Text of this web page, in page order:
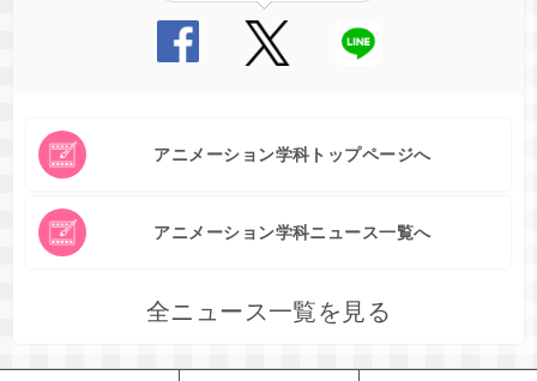
アニメーション学科トップページへ
アニメーション学科ニュース一覧へ
全ニュース一覧を見る